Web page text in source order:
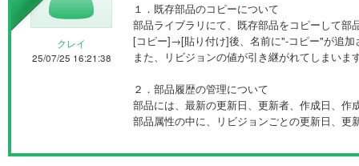
クレイ
25/07/25 16:21:38
１．既存部品のコピーについて
部品ライブラリにて、既存部品をコピーして部
[コピー]→[貼り付け]後、名前に"-コピー"が追加
また、リビジョンの値が引き継がれてしまい
２．部品履歴の管理について
部品には、最新の更新日、更新者、作成日、
部品属性の中に、リビジョンごとの更新日、